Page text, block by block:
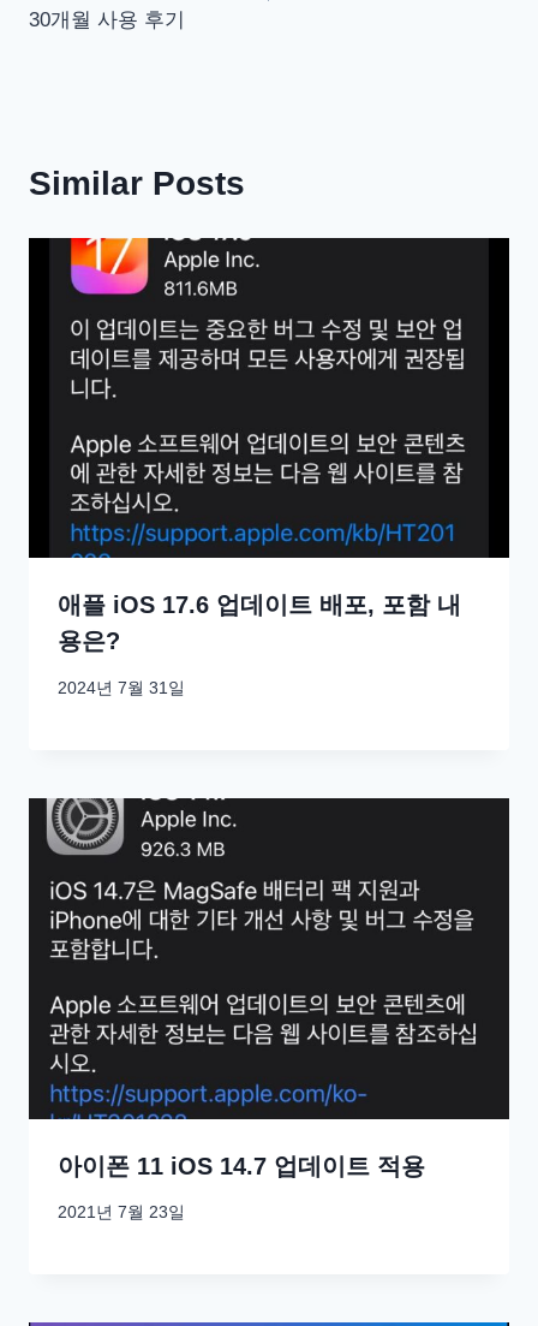
색
30개월 사용 후기
Similar Posts
애플 iOS 17.6 업데이트 배포, 포함 내
용은?
2024년 7월 31일
아이폰 11 iOS 14.7 업데이트 적용
2021년 7월 23일